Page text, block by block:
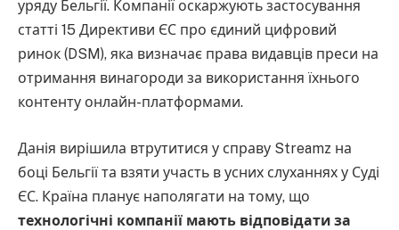
уряду Бельгії. Компанії оскаржують застосування
статті 15 Директиви ЄС про єдиний цифровий
ринок (DSM), яка визначає права видавців преси на
отримання винагороди за використання їхнього
контенту онлайн-платформами.
Данія вирішила втрутитися у справу Streamz на
боці Бельгії та взяти участь в усних слуханнях у Суді
ЄС. Країна планує наполягати на тому, що
технологічні компанії мають відповідати за